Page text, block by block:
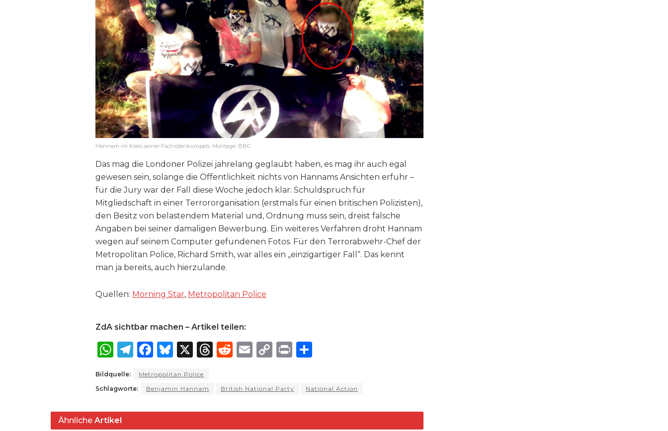
Hannam im Kreis seiner Fschistenkumpels. Montage: BBC
Das mag die Londoner Polizei jahrelang geglaubt haben, es mag ihr auch egal
gewesen sein, solange die Öffentlichkeit nichts von Hannams Ansichten erfuhr –
für die Jury war der Fall diese Woche jedoch klar: Schuldspruch für
Mitgliedschaft in einer Terrororganisation (erstmals für einen britischen Polizisten),
den Besitz von belastendem Material und, Ordnung muss sein, dreist falsche
Angaben bei seiner damaligen Bewerbung. Ein weiteres Verfahren droht Hannam
wegen auf seinem Computer gefundenen Fotos. Für den Terrorabwehr-Chef der
Metropolitan Police, Richard Smith, war alles ein „einzigartiger Fall“. Das kennt
man ja bereits, auch hierzulande.
Quellen: Morning Star, Metropolitan Police
ZdA sichtbar machen – Artikel teilen:
W
a
ts
A
T
e
g
ra
F
c
e
b
B
e
s
k
X
T
a
d
R
di
t
E
l
C
y
Li
P
t
e
Bildquelle:
Metropolitan Police
Schlagworte:
Benjamin Hannam British National Party National Action
Ähnliche Artikel